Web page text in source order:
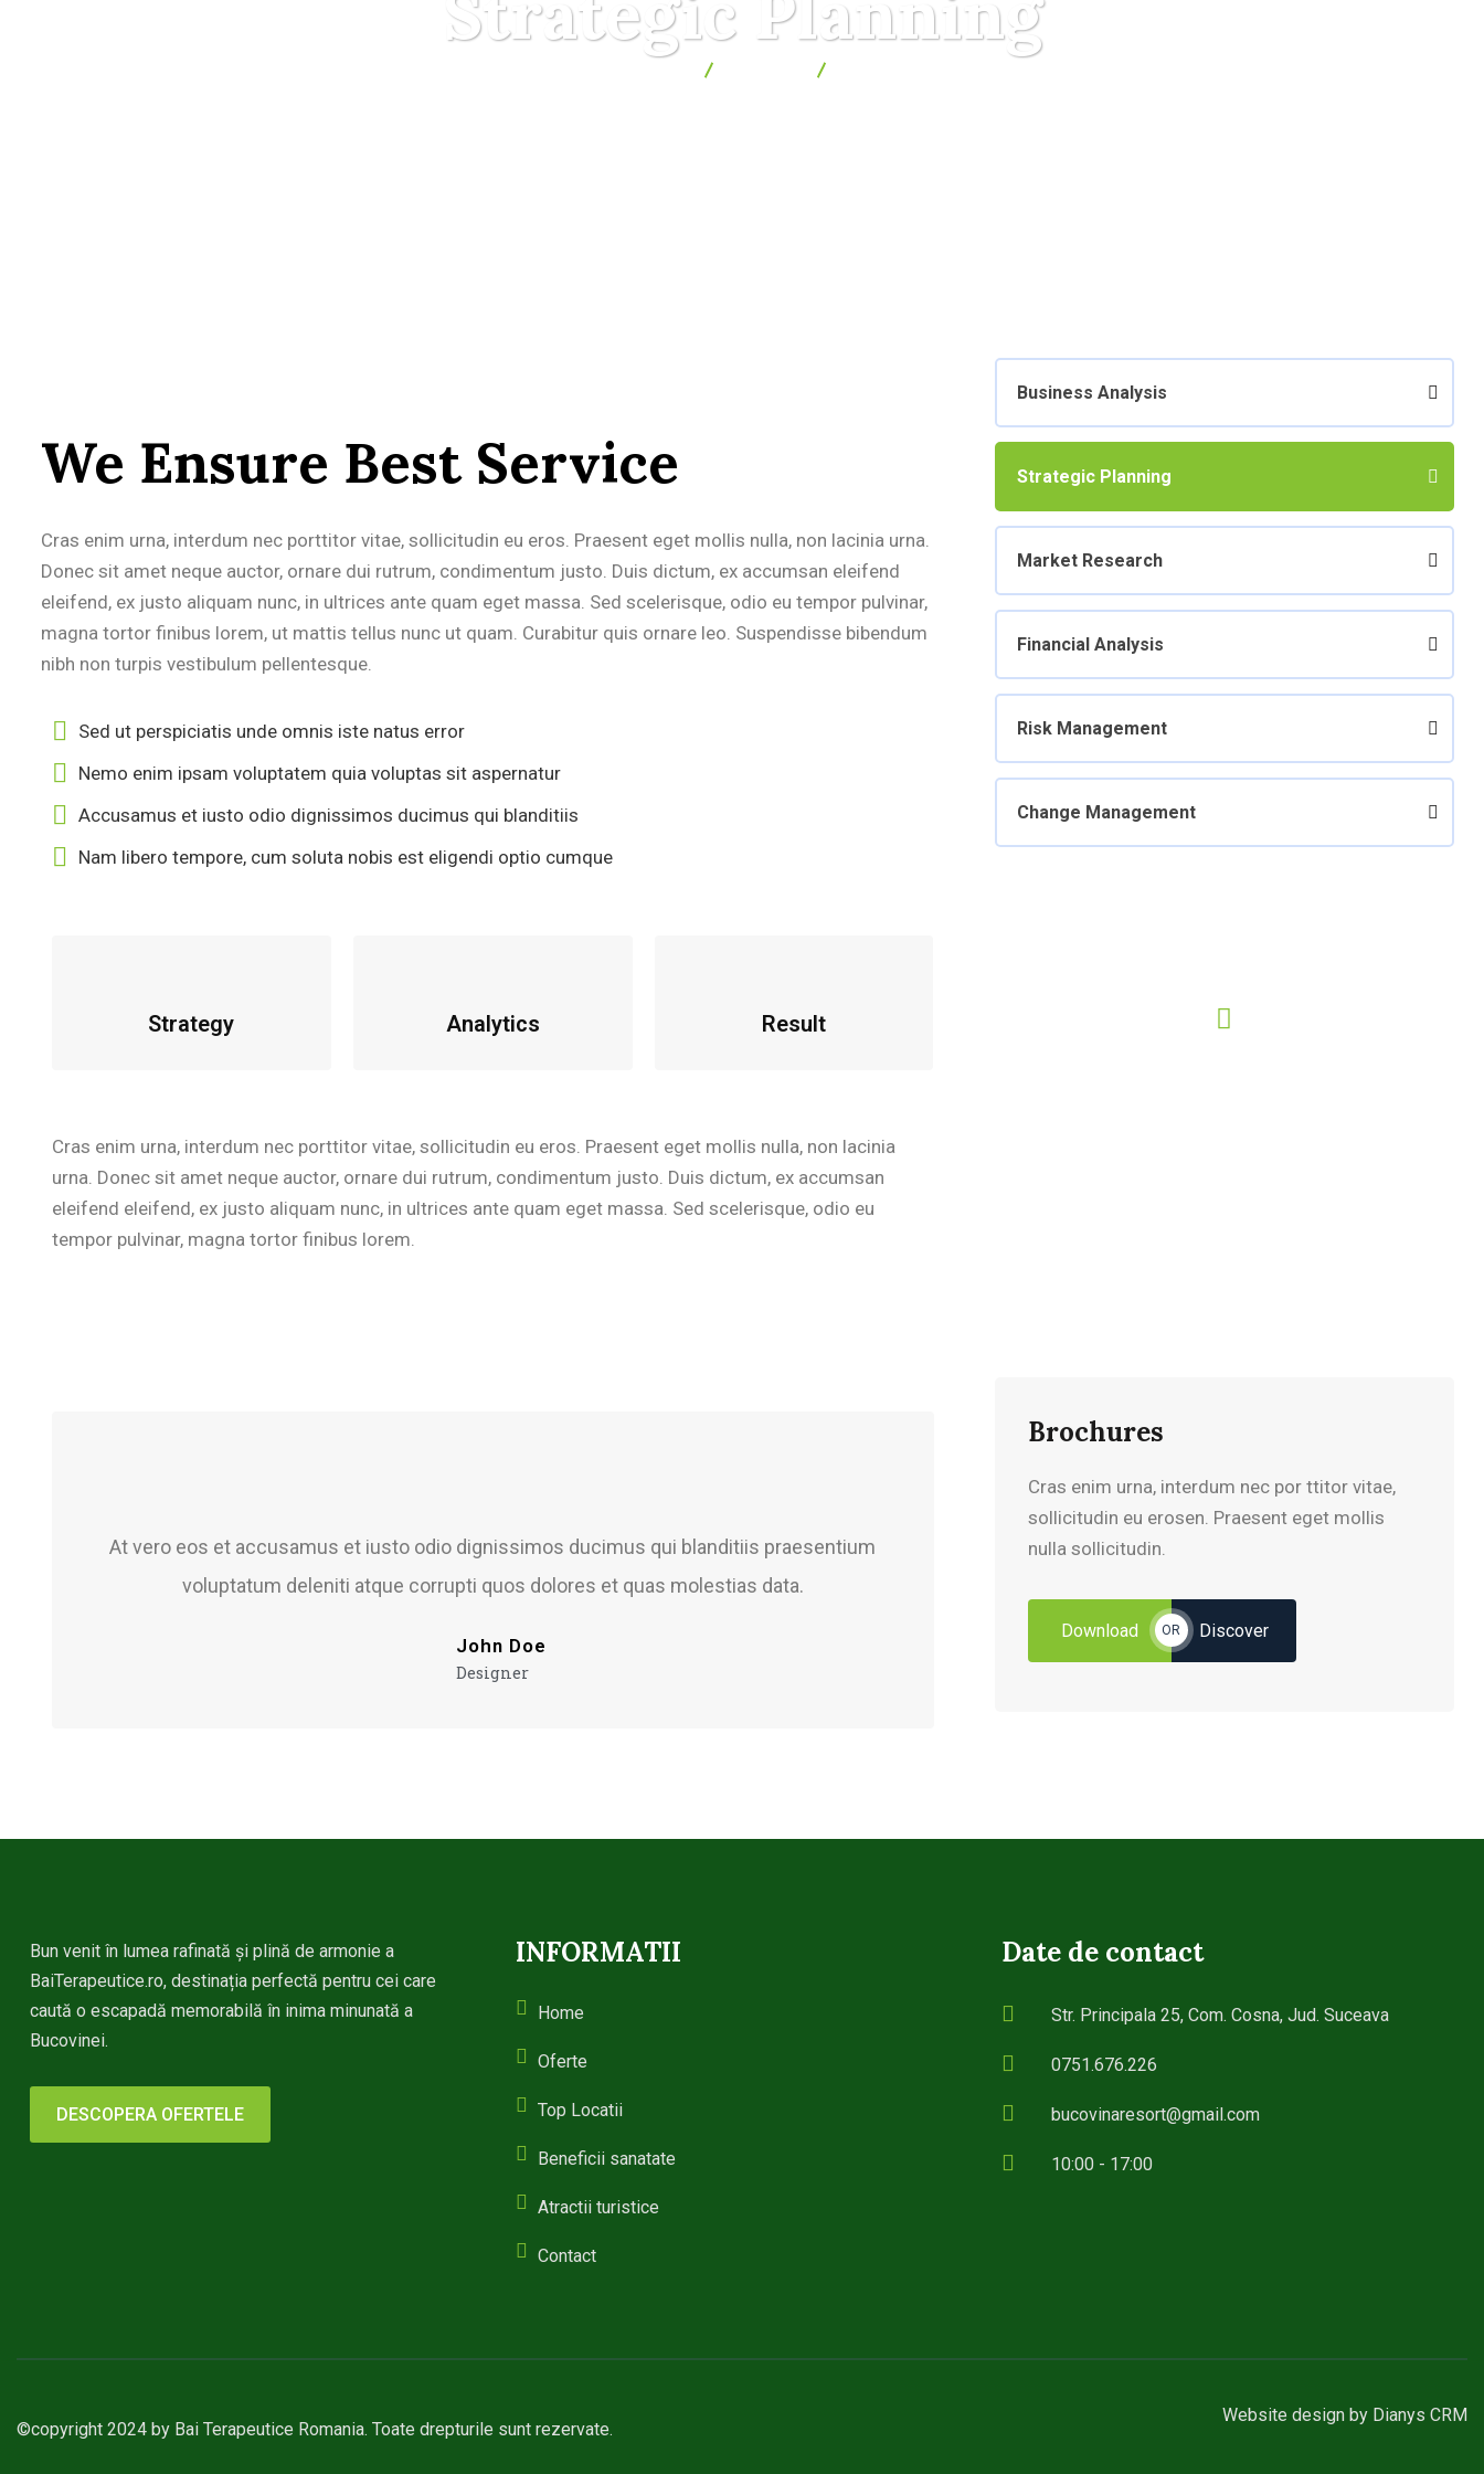
We Ensure Best Service
Cras enim urna, interdum nec porttitor vitae, sollicitudin eu eros. Praesent eget mollis nulla, non lacinia urna.
Donec sit amet neque auctor, ornare dui rutrum, condimentum justo. Duis dictum, ex accumsan eleifend
eleifend, ex justo aliquam nunc, in ultrices ante quam eget massa. Sed scelerisque, odio eu tempor pulvinar,
magna tortor finibus lorem, ut mattis tellus nunc ut quam. Curabitur quis ornare leo. Suspendisse bibendum
nibh non turpis vestibulum pellentesque.
Sed ut perspiciatis unde omnis iste natus error
Nemo enim ipsam voluptatem quia voluptas sit aspernatur
Accusamus et iusto odio dignissimos ducimus qui blanditiis
Nam libero tempore, cum soluta nobis est eligendi optio cumque
Strategy Analytics Result
Cras enim urna, interdum nec porttitor vitae, sollicitudin eu eros. Praesent eget mollis nulla, non lacinia
urna. Donec sit amet neque auctor, ornare dui rutrum, condimentum justo. Duis dictum, ex accumsan
eleifend eleifend, ex justo aliquam nunc, in ultrices ante quam eget massa. Sed scelerisque, odio eu
tempor pulvinar, magna tortor finibus lorem.
At vero eos et accusamus et iusto odio dignissimos ducimus qui blanditiis praesentium
voluptatum deleniti atque corrupti quos dolores et quas molestias data.
John Doe
Designer
Business Analysis
Strategic Planning
Market Research
Financial Analysis
Risk Management
Change Management
Brochures
Cras enim urna, interdum nec por ttitor vitae,
sollicitudin eu erosen. Praesent eget mollis
nulla sollicitudin.
Download OR Discover
Bun venit în lumea rafinată și plină de armonie a
BaiTerapeutice.ro, destinația perfectă pentru cei care
caută o escapadă memorabilă în inima minunată a
Bucovinei.
DESCOPERA OFERTELE
INFORMATII
Home
Oferte
Top Locatii
Beneficii sanatate
Atractii turistice
Contact
Date de contact
Str. Principala 25, Com. Cosna, Jud. Suceava
0751.676.226
bucovinaresort@gmail.com
10:00 - 17:00
©copyright 2024 by Bai Terapeutice Romania. Toate drepturile sunt rezervate.
Website design by Dianys CRM